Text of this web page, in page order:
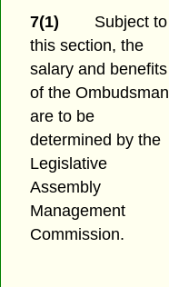
7(1)
Subject to
this section, the
salary and benefits
of the Ombudsman
are to be
determined by the
Legislative
Assembly
Management
Commission.